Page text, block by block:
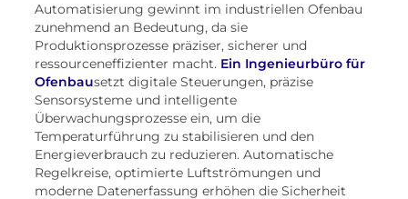
Automatisierung gewinnt im industriellen Ofenbau
zunehmend an Bedeutung, da sie
Produktionsprozesse präziser, sicherer und
ressourceneffizienter macht. Ein Ingenieurbüro für
Ofenbausetzt digitale Steuerungen, präzise
Sensorsysteme und intelligente
Überwachungsprozesse ein, um die
Temperaturführung zu stabilisieren und den
Energieverbrauch zu reduzieren. Automatische
Regelkreise, optimierte Luftströmungen und
moderne Datenerfassung erhöhen die Sicherheit